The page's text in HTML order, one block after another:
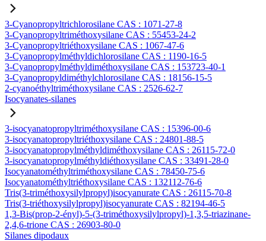
3-Cyanopropyltrichlorosilane CAS : 1071-27-8
3-Cyanopropyltriméthoxysilane CAS : 55453-24-2
3-Cyanopropyltriéthoxysilane CAS : 1067-47-6
3-Cyanopropylméthyldichlorosilane CAS : 1190-16-5
3-Cyanopropylméthyldiméthoxysilane CAS : 153723-40-1
3-Cyanopropyldiméthylchlorosilane CAS : 18156-15-5
2-cyanoéthyltriméthoxysilane CAS : 2526-62-7
Isocyanates-silanes
3-isocyanatopropyltriméthoxysilane CAS : 15396-00-6
3-isocyanatopropyltriéthoxysilane CAS : 24801-88-5
3-isocyanatopropylméthyldiméthoxysilane CAS : 26115-72-0
3-isocyanatopropylméthyldiéthoxysilane CAS : 33491-28-0
Isocyanatométhyltriméthoxysilane CAS : 78450-75-6
Isocyanatométhyltriéthoxysilane CAS : 132112-76-6
Tris(3-triméthoxysilylpropyl)isocyanurate CAS : 26115-70-8
Tris(3-triéthoxysilylpropyl)isocyanurate CAS : 82194-46-5
1,3-Bis(prop-2-ényl)-5-(3-triméthoxysilylpropyl)-1,3,5-triazinane-
2,4,6-trione CAS : 26903-80-0
Silanes dipodaux